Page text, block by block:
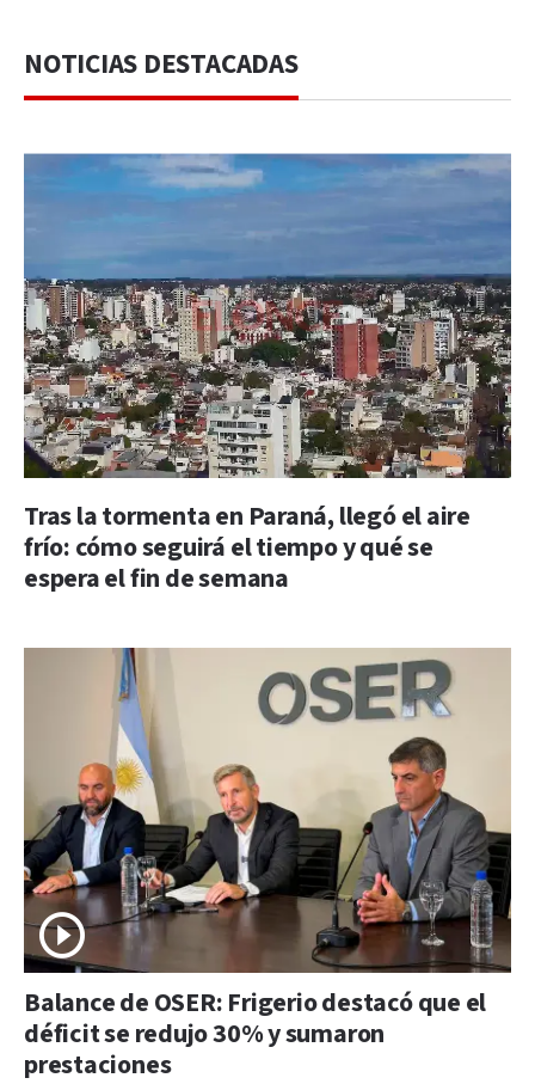
NOTICIAS DESTACADAS
Tras la tormenta en Paraná, llegó el aire
frío: cómo seguirá el tiempo y qué se
espera el fin de semana
Balance de OSER: Frigerio destacó que el
déficit se redujo 30% y sumaron
prestaciones